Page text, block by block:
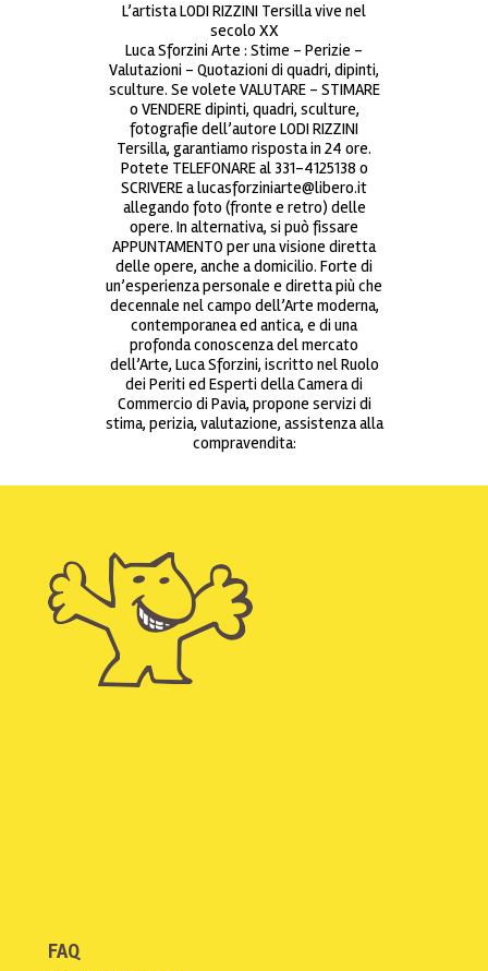
L’artista LODI RIZZINI Tersilla vive nel
secolo XX
Luca Sforzini Arte : Stime – Perizie –
Valutazioni – Quotazioni di quadri, dipinti,
sculture. Se volete VALUTARE – STIMARE
o VENDERE dipinti, quadri, sculture,
fotografie dell’autore LODI RIZZINI
Tersilla, garantiamo risposta in 24 ore.
Potete TELEFONARE al 331-4125138 o
SCRIVERE a lucasforziniarte@libero.it
allegando foto (fronte e retro) delle
opere. In alternativa, si può fissare
APPUNTAMENTO per una visione diretta
delle opere, anche a domicilio. Forte di
un’esperienza personale e diretta più che
decennale nel campo dell’Arte moderna,
contemporanea ed antica, e di una
profonda conoscenza del mercato
dell’Arte, Luca Sforzini, iscritto nel Ruolo
dei Periti ed Esperti della Camera di
Commercio di Pavia, propone servizi di
stima, perizia, valutazione, assistenza alla
compravendita:
FAQ